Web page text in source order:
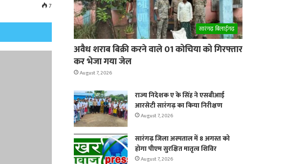
7
Twitter
सारंगढ़ बिलाईगढ़
अवैध शराब बिक्री करने वाले 01 कोचिया को गिरफ्तार
कर भेजा गया जेल
August 7, 2026
राज्य निदेशक ए के सिंह ने एसबीआई
आरसेटी सारंगढ़ का किया निरीक्षण
August 7, 2026
सारंगढ़ जिला अस्पताल में 8 अगस्त को
होगा पीएम सुरक्षित मातृत्व शिविर
August 7, 2026